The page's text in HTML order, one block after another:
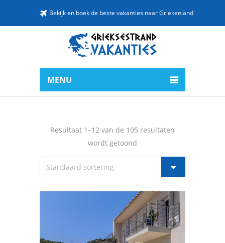
Bekijk en boek de beste vakanties naar Griekenland
MENU
Resultaat 1–12 van de 105 resultaten
wordt getoond